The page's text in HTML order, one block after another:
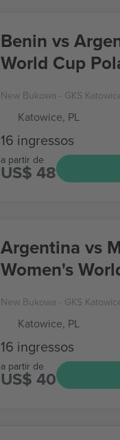
Benin vs
World Cup
New Bukowa - GKS
Katowice, PL
16 ingressos
a partir de
US$ 48
Argentina vs
Women's
New Bukowa - GKS
Katowice, PL
16 ingressos
a partir de
US$ 40